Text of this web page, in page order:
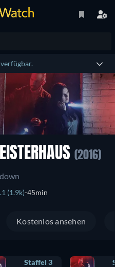
(2016)
(1.9k) 45min
Kostenlos ansehen
Staffel 3